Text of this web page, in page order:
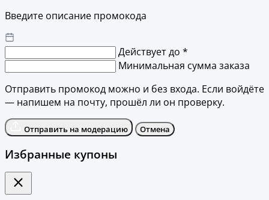
Введите описание промокода
Действует до *
Минимальная сумма заказа
Отправить промокод можно и без входа. Если войдёте
— напишем на почту, прошёл ли он проверку.
Отправить на модерацию Отмена
Избранные купоны